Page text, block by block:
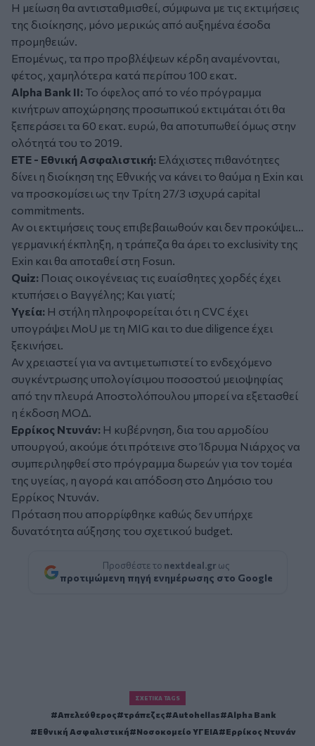
Η μείωση θα αντισταθμισθεί, σύμφωνα με τις εκτιμήσεις
της διοίκησης, μόνο μερικώς από αυξημένα έσοδα
προμηθειών.
Επομένως, τα προ προβλέψεων κέρδη αναμένονται,
φέτος, χαμηλότερα κατά περίπου 100 εκατ.
Alpha Bank II: Το όφελος από το νέο πρόγραμμα
κινήτρων αποχώρησης προσωπικού εκτιμάται ότι θα
ξεπεράσει τα 60 εκατ. ευρώ, θα αποτυπωθεί όμως στην
ολότητά του το 2019.
ETE - Εθνική Ασφαλιστική: Ελάχιστες πιθανότητες
δίνει η διοίκηση της Εθνικής να κάνει το θαύμα η Exin και
να προσκομίσει ως την Τρίτη 27/3 ισχυρά capital
commitments.
Αν οι εκτιμήσεις τους επιβεβαιωθούν και δεν προκύψει…
γερμανική έκπληξη, η τράπεζα θα άρει το exclusivity της
Exin και θα αποταθεί στη Fosun.
Quiz: Ποιας οικογένειας τις ευαίσθητες χορδές έχει
κτυπήσει ο Βαγγέλης; Και γιατί;
Υγεία: Η στήλη πληροφορείται ότι η CVC έχει
υπογράψει MoU με τη MIG και το due diligence έχει
ξεκινήσει.
Αν χρειαστεί για να αντιμετωπιστεί το ενδεχόμενο
συγκέντρωσης υπολογίσιμου ποσοστού μειοψηφίας
από την πλευρά Αποστολόπουλου μπορεί να εξετασθεί
η έκδοση ΜΟΔ.
Ερρίκος Ντυνάν: Η κυβέρνηση, δια του αρμοδίου
υπουργού, ακούμε ότι πρότεινε στο Ίδρυμα Νιάρχος να
συμπεριληφθεί στο πρόγραμμα δωρεών για τον τομέα
της υγείας, η αγορά και απόδοση στο Δημόσιο του
Ερρίκος Ντυνάν.
Πρόταση που απορρίφθηκε καθώς δεν υπήρχε
δυνατότητα αύξησης του σχετικού budget.
Προσθέστε το nextdeal.gr ως
προτιμώμενη πηγή ενημέρωσης στο Google
ΣΧΕΤΙΚΆ TAGS
Απελεύθερος τράπεζες Autohellas
Alpha Bank
Εθνική Ασφαλιστική
Νοσοκομείο ΥΓΕΙΑ Ερρίκος Ντυνάν